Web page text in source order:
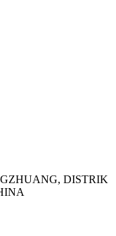
DISTRIK